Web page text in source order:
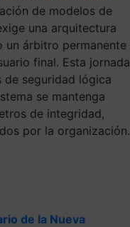
de modelos de
una arquitectura
un árbitro permanente
final. Esta jornada
de seguridad lógica
se mantenga
de integridad,
por la organización.
de la Nueva